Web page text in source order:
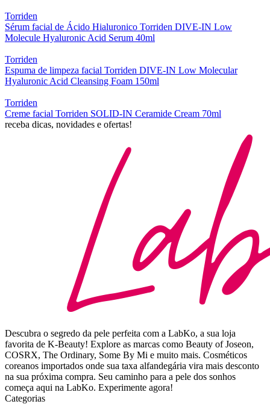
Torriden
Sérum facial de Ácido Hialuronico Torriden DIVE-IN Low
Molecule Hyaluronic Acid Serum 40ml
Torriden
Espuma de limpeza facial Torriden DIVE-IN Low Molecular
Hyaluronic Acid Cleansing Foam 150ml
Torriden
Creme facial Torriden SOLID-IN Ceramide Cream 70ml
receba dicas, novidades e ofertas!
Descubra o segredo da pele perfeita com a LabKo, a sua loja
favorita de K-Beauty! Explore as marcas como Beauty of Joseon,
COSRX, The Ordinary, Some By Mi e muito mais. Cosméticos
coreanos importados onde sua taxa alfandegária vira mais desconto
na sua próxima compra. Seu caminho para a pele dos sonhos
começa aqui na LabKo. Experimente agora!
Categorias